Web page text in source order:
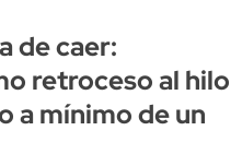
de caer:
retroceso al hilo
a mínimo de un